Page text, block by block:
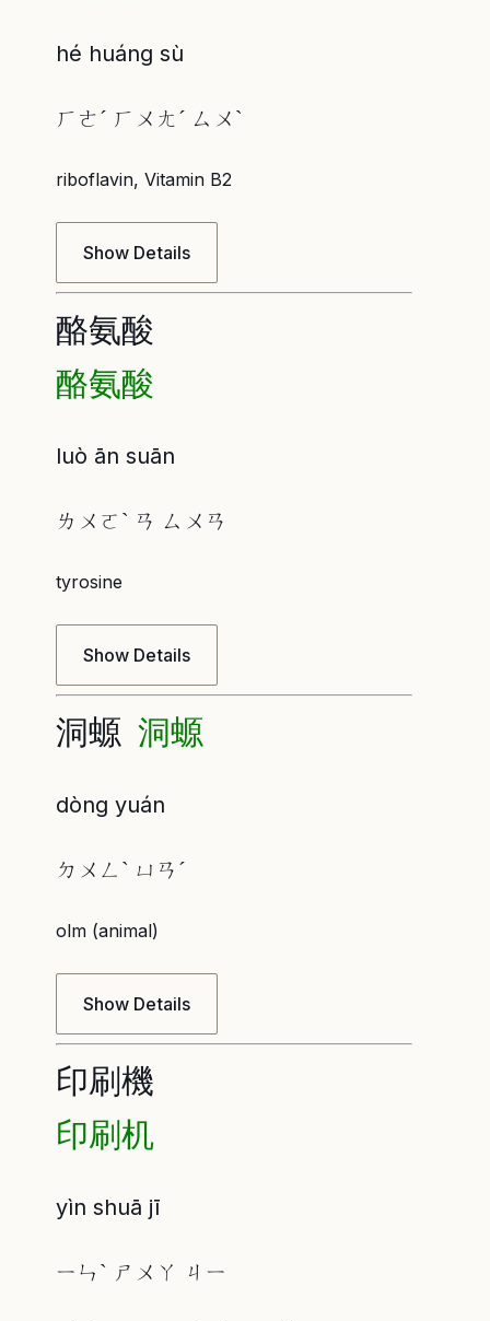
hé huáng sù
ㄏㄜˊ ㄏㄨㄤˊ ㄙㄨˋ
riboflavin, Vitamin B2
Show Details
酪氨酸
酪氨酸
luò ān suān
ㄌㄨㄛˋ ㄢ ㄙㄨㄢ
tyrosine
Show Details
洞螈 洞螈
dòng yuán
ㄉㄨㄥˋ ㄩㄢˊ
olm (animal)
Show Details
印刷機
印刷机
yìn shuā jī
ㄧㄣˋ ㄕㄨㄚ ㄐㄧ